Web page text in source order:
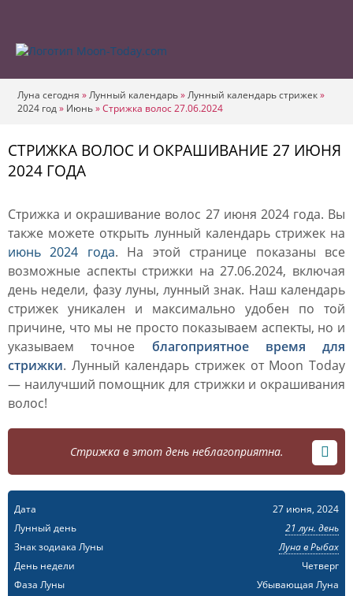
Луна сегодня »Лунный календарь»Лунный календарь стрижек»
2024 год» Июнь»Стрижка волос 27.06.2024
СТРИЖКА ВОЛОС И ОКРАШИВАНИЕ 27 ИЮНЯ
2024 ГОДА
Стрижка и окрашивание волос 27 июня 2024 года. Вы
также можете открыть лунный календарь стрижек на
июнь 2024 года. На этой странице показаны все
возможные аспекты стрижки на 27.06.2024, включая
день недели, фазу луны, лунный знак. Наш календарь
стрижек уникален и максимально удобен по той
причине, что мы не просто показываем аспекты, но и
указываем точное благоприятное время для
стрижки. Лунный календарь стрижек от Moon Today
— наилучший помощник для стрижки и окрашивания
волос!
Стрижка в этот день неблагоприятна.
Дата
27 июня, 2024
Лунный день
21 лун. день
Знак зодиака Луны
Луна в Рыбах
День недели
Четверг
Фаза Луны
Убывающая Луна